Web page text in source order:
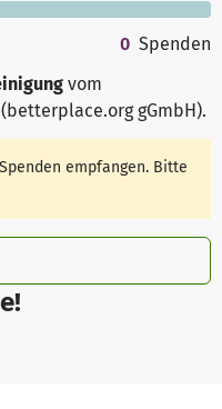
0 Spenden
vom
gGmbH).
empfangen. Bitte